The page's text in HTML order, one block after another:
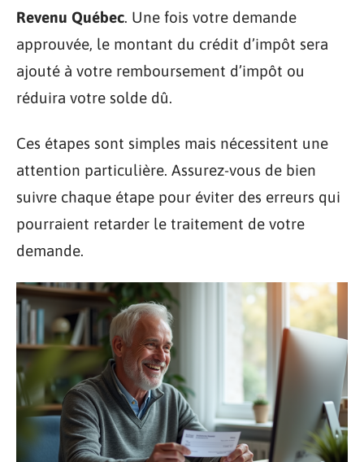
Revenu Québec. Une fois votre demande
approuvée, le montant du crédit d’impôt sera
ajouté à votre remboursement d’impôt ou
réduira votre solde dû.
Ces étapes sont simples mais nécessitent une
attention particulière. Assurez-vous de bien
suivre chaque étape pour éviter des erreurs qui
pourraient retarder le traitement de votre
demande.